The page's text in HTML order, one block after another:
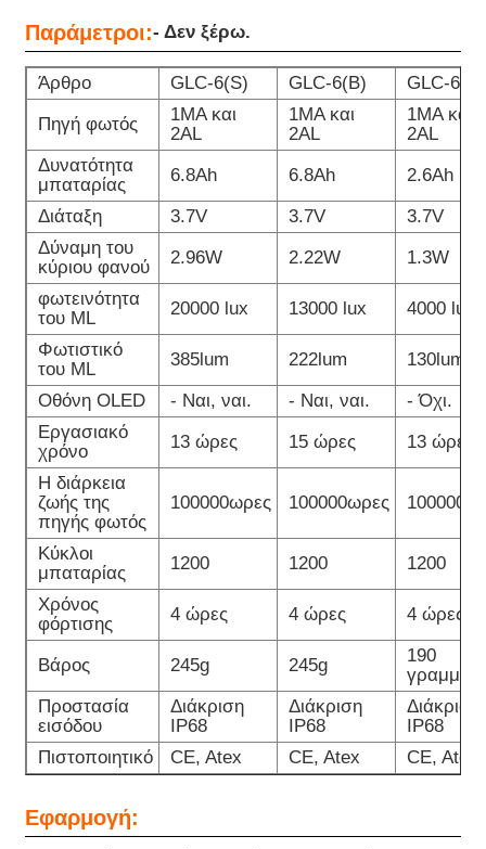
Παράμετροι:- Δεν ξέρω.
Άρθρο GLC-6(S) GLC-6(B)
GLC-6
Πηγή φωτός
1MA και
2AL
1MA και
2AL
1MA και
2AL
Δυνατότητα
μπαταρίας
6.8Ah 6.8Ah
2.6Ah
Διάταξη
3.7V 3.7V
3.7V
Δύναμη του
κύριου φανού
2.96W 2.22W
1.3W
φωτεινότητα
του ML
20000 lux 13000 lux
4000 lux
Φωτιστικό
του ML
385lum 222lum
130lum
Οθόνη OLED
- Ναι, ναι. - Ναι, ναι.
- Όχι.
Εργασιακό
χρόνο
13 ώρες 15 ώρες
13 ώρες
Η διάρκεια
ζωής της
πηγής φωτός
100000ωρες 100000ωρες
Κύκλοι
μπαταρίας
1200 1200
1200
Χρόνος
φόρτισης
4 ώρες 4 ώρες 4 ώρες
Βάρος 245g 245g
190
Προστασία
εισόδου
Διάκριση
IP68
Διάκριση
IP68
Διάκριση
IP68
Πιστοποιητικό
CE, Atex CE, Atex CE, Atex
Εφαρμογή: